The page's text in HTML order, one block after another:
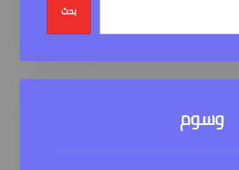
بحث
وسوم